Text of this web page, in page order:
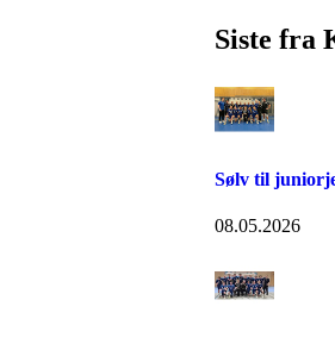
Siste fra
Sølv til
08.05.2026